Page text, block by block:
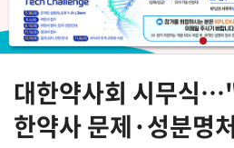
대한약사회 시무식
한약사 문제·성분명